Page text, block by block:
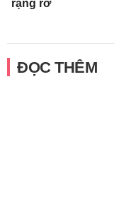
rạng rỡ
ĐỌC THÊM